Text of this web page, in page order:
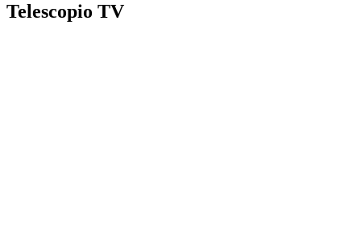
Telescopio TV